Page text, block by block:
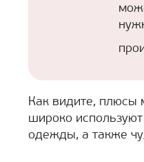
Как видите, плюсы
широко
одежды, а также